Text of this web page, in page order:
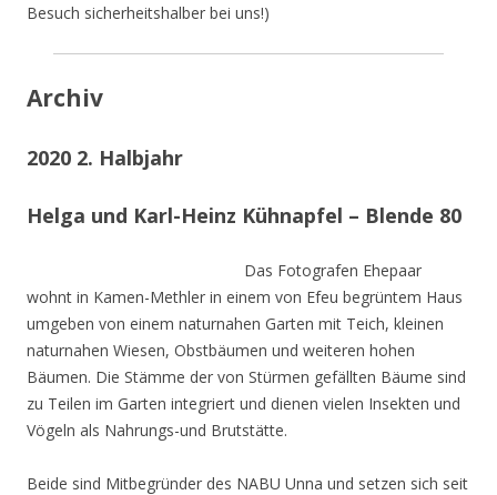
Besuch sicherheitshalber bei uns!)
Archiv
2020 2. Halbjahr
Helga und Karl-Heinz Kühnapfel – Blende 80
Das Fotografen Ehepaar
wohnt in Kamen-Methler in einem von Efeu begrüntem Haus
umgeben von einem naturnahen Garten mit Teich, kleinen
naturnahen Wiesen, Obstbäumen und weiteren hohen
Bäumen. Die Stämme der von Stürmen gefällten Bäume sind
zu Teilen im Garten integriert und dienen vielen Insekten und
Vögeln als Nahrungs-und Brutstätte.
Beide sind Mitbegründer des NABU Unna und setzen sich seit